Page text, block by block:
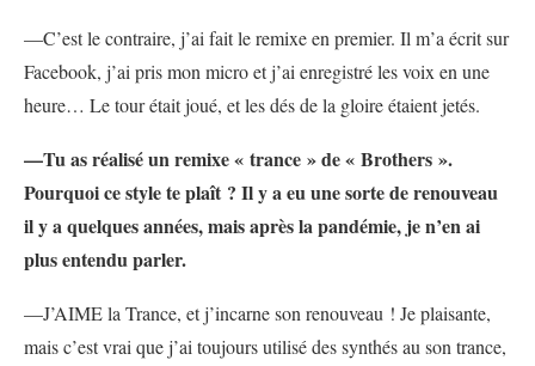
—C’est le contraire, j’ai fait le remixe en premier. Il m’a écrit sur
Facebook, j’ai pris mon micro et j’ai enregistré les voix en une
heure… Le tour était joué, et les dés de la gloire étaient jetés.
—Tu as réalisé un remixe « trance » de « Brothers ».
Pourquoi ce style te plaît ? Il y a eu une sorte de renouveau
il y a quelques années, mais après la pandémie, je n’en ai
plus entendu parler.
—J’AIME la Trance, et j’incarne son renouveau ! Je plaisante,
mais c’est vrai que j’ai toujours utilisé des synthés au son trance,